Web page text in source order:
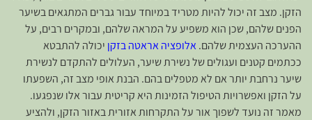
הזקן. מצב זה יכול להיות מטריד במיוחד עבור גברים המתגאים בשיער
הפנים שלהם, שכן הוא משפיע על המראה שלהם, ובמקרים רבים, על
ההערכה העצמית שלהם.אלופציה אראטה בזקן יכולה להתבטא
ככתמים קטנים ועגולים של נשירת שיער, העלולים להתקדם לנשירת
שיער נרחבת יותר אם לא מטפלים בהם. הבנת אופי מצב זה, השפעתו
על הזקן ואפשרויות הטיפול הזמינות היא קריטית עבור אלו שנפגעו.
מאמר זה נועד לשפוך אור על התקרחות אזורית באזור הזקן, ולהציע